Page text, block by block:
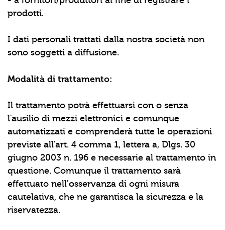
prodotti.
I dati personali trattati dalla nostra società non
sono soggetti a diffusione.
Modalità di trattamento:
Il trattamento potrà effettuarsi con o senza
l'ausilio di mezzi elettronici e comunque
automatizzati e comprenderà tutte le operazioni
previste all'art. 4 comma 1, lettera a, Dlgs. 30
giugno 2003 n. 196 e necessarie al trattamento in
questione. Comunque il trattamento sarà
effettuato nell'osservanza di ogni misura
cautelativa, che ne garantisca la sicurezza e la
riservatezza.